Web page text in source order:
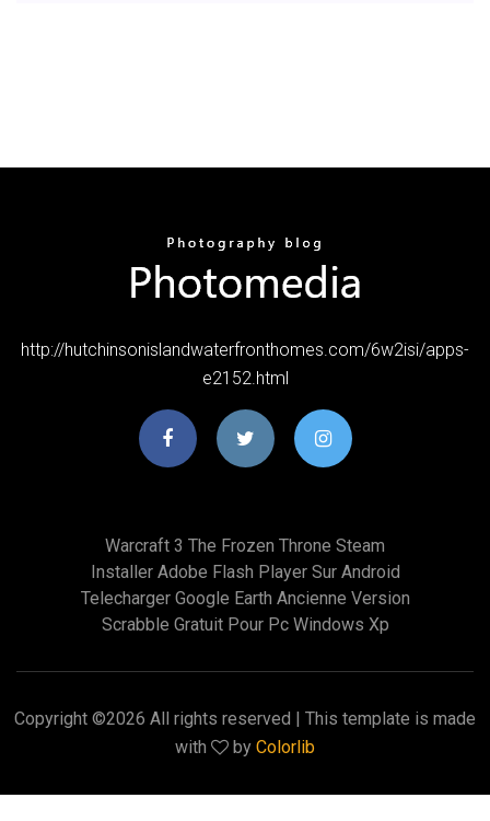
http://hutchinsonislandwaterfronthomes.com/6w2isi/apps-
e2152.html
Warcraft 3 The Frozen Throne Steam
Installer Adobe Flash Player Sur Android
Telecharger Google Earth Ancienne Version
Scrabble Gratuit Pour Pc Windows Xp
Copyright ©2026 All rights reserved | This template is made
with
by Colorlib